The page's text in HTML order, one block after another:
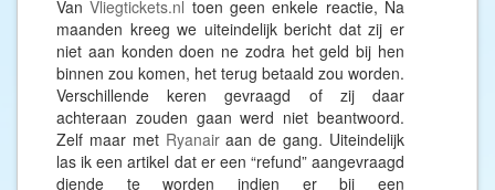
VanVliegtickets.nl toen geen enkele reactie, Na
maanden kreeg we uiteindelijk bericht dat zij er
niet aan konden doen ne zodra het geld bij hen
binnen zou komen, het terug betaald zou worden.
Verschillende keren gevraagd of zij daar
achteraan zouden gaan werd niet beantwoord.
Zelf maar met Ryanairaan de gang. Uiteindelijk
las ik een artikel dat er een “refund” aangevraagd
diende te worden indien er bij een